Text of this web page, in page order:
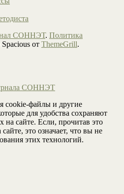
СОННЭТ. Политика
от ThemeGrill.
СОННЭТ
cookie-файлы и другие
для удобства сохраняют
на сайте. Если, прочитав это
это означает, что вы не
этих технологий.